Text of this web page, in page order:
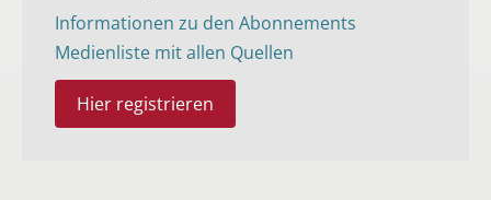
Informationen zu den Abonnements
Medienliste mit allen Quellen
Hier registrieren